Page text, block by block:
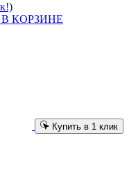
КОРЗИНЕ
Купить в 1 клик